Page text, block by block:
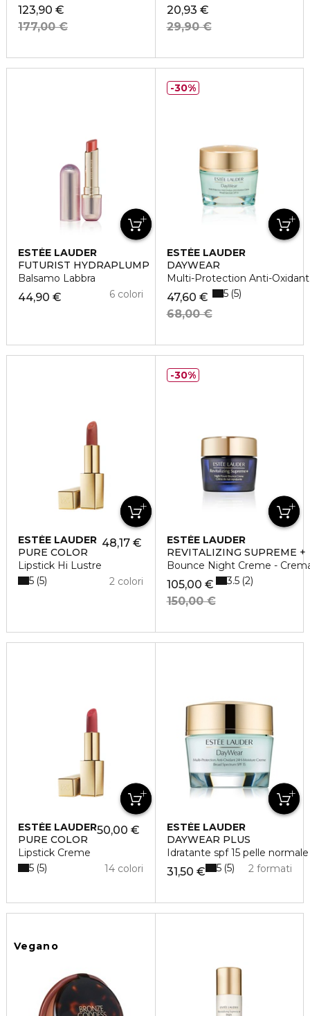
123,90 €
177,00 €
20,93 €
29,90 €
ESTÉE LAUDER
FUTURIST HYDRAPLUMP
Balsamo Labbra
44,90 € 6 colori
ESTÉE LAUDER
DAYWEAR
Multi-Protection Anti-
47,60 €
68,00 €
5 5
30%
ESTÉE LAUDER
PURE COLOR
Lipstick Hi Lustre
48,17 €
2 colori
5 5
ESTÉE LAUDER
REVITALIZING SUPREME +
Bounce Night Creme -
105,00 €
150,00 €
3.5 2
30%
ESTÉE LAUDER
PURE COLOR
Lipstick Creme
50,00 €
14 colori
5 5
ESTÉE LAUDER
DAYWEAR PLUS
Idratante spf 15 pelle
31,50 € 2 formati
5 5
Vegano